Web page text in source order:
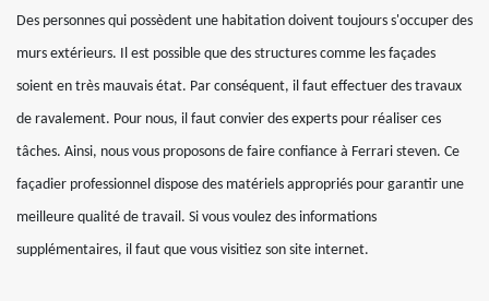
Des personnes qui possèdent une habitation doivent toujours s'occuper des
murs extérieurs. Il est possible que des structures comme les façades
soient en très mauvais état. Par conséquent, il faut effectuer des travaux
de ravalement. Pour nous, il faut convier des experts pour réaliser ces
tâches. Ainsi, nous vous proposons de faire confiance à Ferrari steven. Ce
façadier professionnel dispose des matériels appropriés pour garantir une
meilleure qualité de travail. Si vous voulez des informations
supplémentaires, il faut que vous visitiez son site internet.